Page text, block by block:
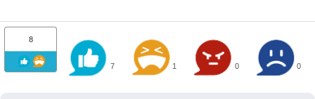
8
7 1 0 0